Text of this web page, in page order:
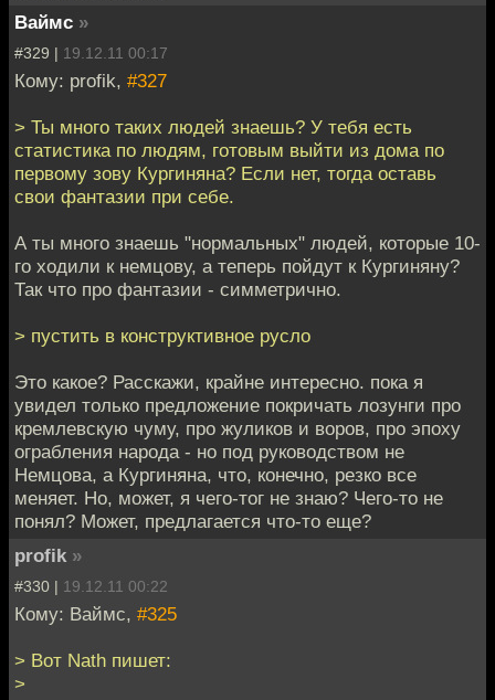
Ваймс »
#329 | 19.12.11 00:17
Кому: profik, #327
> Ты много таких людей знаешь? У тебя есть
статистика по людям, готовым выйти из дома по
первому зову Кургиняна? Если нет, тогда оставь
свои фантазии при себе.
А ты много знаешь "нормальных" людей, которые 10-
го ходили к немцову, а теперь пойдут к Кургиняну?
Так что про фантазии - симметрично.
> пустить в конструктивное русло
Это какое? Расскажи, крайне интересно. пока я
увидел только предложение покричать лозунги про
кремлевскую чуму, про жуликов и воров, про эпоху
ограбления народа - но под руководством не
Немцова, а Кургиняна, что, конечно, резко все
меняет. Но, может, я чего-тог не знаю? Чего-то не
понял? Может, предлагается что-то еще?
profik »
#330 | 19.12.11 00:22
Кому: Ваймс, #325
> Вот Nath пишет:
>